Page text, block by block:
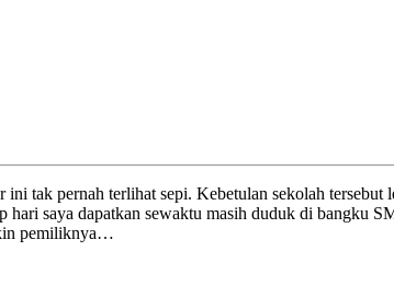
tak pernah terlihat sepi. Kebetulan sekolah tersebut
hari saya dapatkan sewaktu masih duduk di bangku
pemiliknya…